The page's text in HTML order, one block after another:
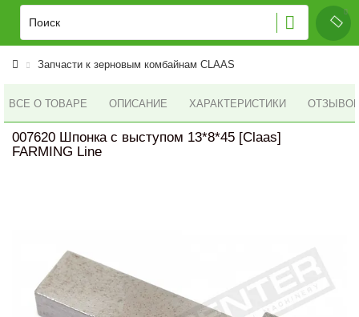
Запчасти к зерновым комбайнам CLAAS
ВСЕ О ТОВАРЕ ОПИСАНИЕ ХАРАКТЕРИСТИКИ ОТЗЫВОВ
007620 Шпонка с выступом 13*8*45 [Claas]
FARMING Line